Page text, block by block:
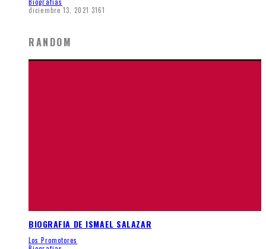
diciembre 13, 2021 3161
RANDOM
BIOGRAFIA DE ISMAEL SALAZAR
Los Promotores